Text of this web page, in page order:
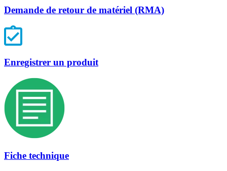
Demande de retour de matériel (RMA)
Enregistrer un produit
Fiche technique